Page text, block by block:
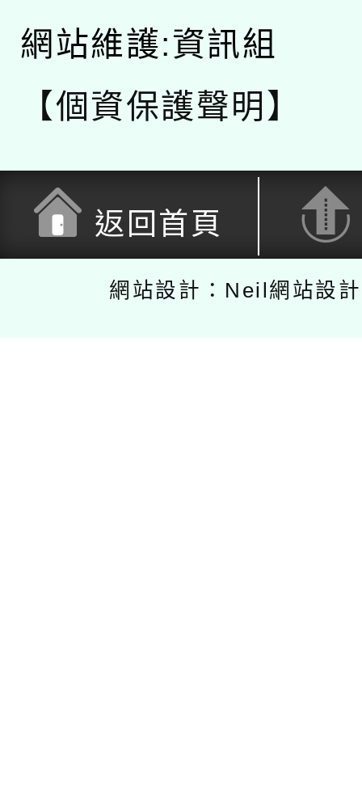
網站維護:資訊組
【個資保護聲明】
返回首頁
網站設計：Neil網站設